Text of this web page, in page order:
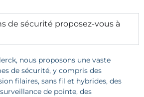
de sécurité proposez-vous à
nous proposons une vaste
de sécurité, y compris des
filaires, sans fil et hybrides, des
de pointe, des